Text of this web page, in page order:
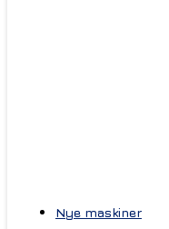
Nye maskiner